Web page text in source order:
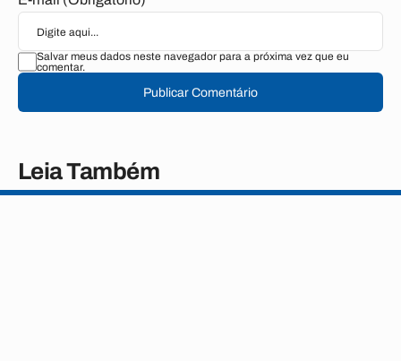
Salvar meus dados neste navegador para a próxima vez que eu
comentar.
Publicar Comentário
Leia Também